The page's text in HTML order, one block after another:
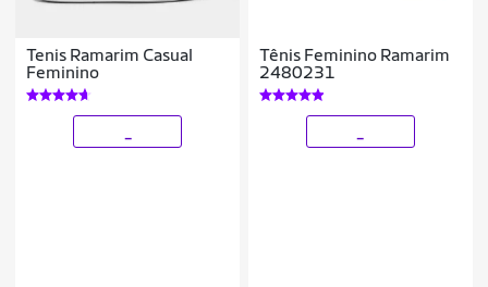
Tenis Ramarim Casual
Feminino
Tênis Feminino Ramarim
2480231